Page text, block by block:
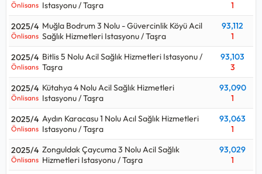
Önlisans Istasyonu / Taşra
1
2025/4
Önlisans
Muğla Bodrum 3 Nolu - Güvercinlik Köyü Acil
Sağlık Hizmetleri Istasyonu / Taşra
93,112
1
2025/4
Önlisans
Bitlis 5 Nolu Acil Sağlık Hizmetleri Istasyonu /
Taşra
93,103
3
2025/4
Önlisans
Kütahya 4 Nolu Acil Sağlık Hizmetleri
Istasyonu / Taşra
93,090
1
2025/4
Önlisans
Aydın Karacasu 1 Nolu Acıl Sağlık Hizmetleri
Istasyonu / Taşra
93,063
1
2025/4
Önlisans
Zonguldak Çaycuma 3 Nolu Acil Sağlık
Hizmetleri Istasyonu / Taşra
93,029
1